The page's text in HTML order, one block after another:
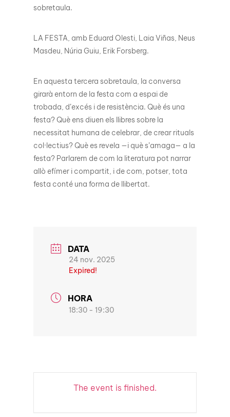
sobretaula.
LA FESTA, amb Eduard Olesti, Laia Viñas, Neus
Masdeu, Núria Guiu, Erik Forsberg.
En aquesta tercera sobretaula, la conversa
girarà entorn de la festa com a espai de
trobada, d’excés i de resistència. Què és una
festa? Què ens diuen els llibres sobre la
necessitat humana de celebrar, de crear rituals
col·lectius? Què es revela —i què s’amaga— a la
festa? Parlarem de com la literatura pot narrar
allò efímer i compartit, i de com, potser, tota
festa conté una forma de llibertat.
DATA
24 nov. 2025
Expired!
HORA
18:30 - 19:30
The event is finished.